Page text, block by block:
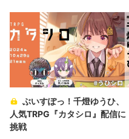
ぶいすぽっ！千燈ゆうひ、
人気TRPG『カタシロ』配信に
挑戦